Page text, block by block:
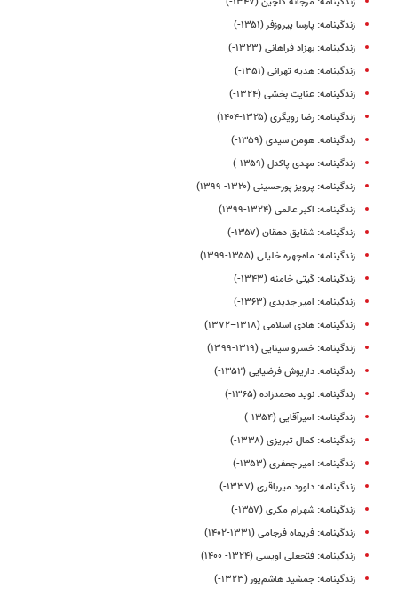
زندگینامه: پارسا پیروزفر (۱۳۵۱-)
زندگینامه: بهزاد فراهانی (۱۳۲۳-)
زندگینامه: هدیه تهرانی (۱۳۵۱-)
زندگینامه: عنایت بخشی (۱۳۲۴-)
زندگینامه: رضا رویگری (۱۳۲۵-۱۴۰۴)
زندگینامه: هومن سیدی (۱۳۵۹-)
زندگینامه: مهدی پاکدل (۱۳۵۹-)
زندگینامه: پرویز پورحسینی (۱۳۲۰- ۱۳۹۹)
زندگینامه: اکبر عالمی (۱۳۲۴-۱۳۹۹)
زندگینامه: شقایق دهقان (۱۳۵۷-)
زندگینامه: ماه‌چهره خلیلی (۱۳۵۵-۱۳۹۹)
زندگینامه: گیتی خامنه (۱۳۴۳-)
زندگینامه: امیر جدیدی (۱۳۶۳-)
زندگینامه: هادی اسلامی (۱۳۱۸–۱۳۷۲)
زندگینامه: خسرو سینایی (۱۳۱۹-۱۳۹۹)
زندگینامه: داریوش فرضیایی (۱۳۵۲-)
زندگینامه: نوید محمدزاده (۱۳۶۵-)
زندگینامه: امیرآقایی (۱۳۵۴-)
زندگینامه: کمال تبریزی (۱۳۳۸-)
زندگینامه: امیر جعفری (۱۳۵۳-)
زندگینامه: داوود میرباقری (۱۳۳۷-)
زندگینامه: شهرام مکری (۱۳۵۷-)
زندگینامه: فریماه فرجامی (۱۳۳۱-۱۴۰۲)
زندگینامه: فتحعلی اویسی (۱۳۲۴- ۱۴۰۰)
زندگینامه: جمشید هاشم‌پور (۱۳۲۳-)